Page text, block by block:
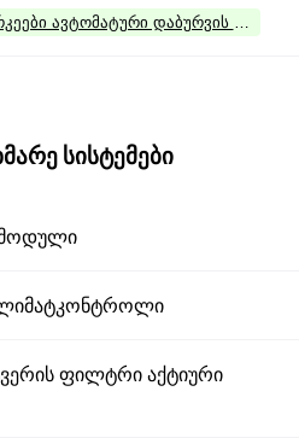
ავტომატური დაბურვის
სისტემები
ფილტრი აქტიური